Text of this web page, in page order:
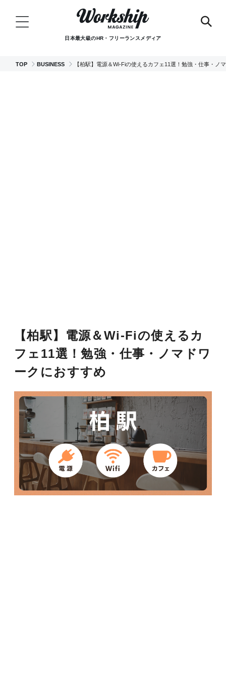
日本最大級のHR・フリーランスメディア
TOP BUSINESS 【柏駅】電源＆Wi-Fiの使えるカフェ11選！勉強・仕事・ノ
【柏駅】電源＆Wi-Fiの使えるカ
フェ11選！勉強・仕事・ノマドワ
ークにおすすめ